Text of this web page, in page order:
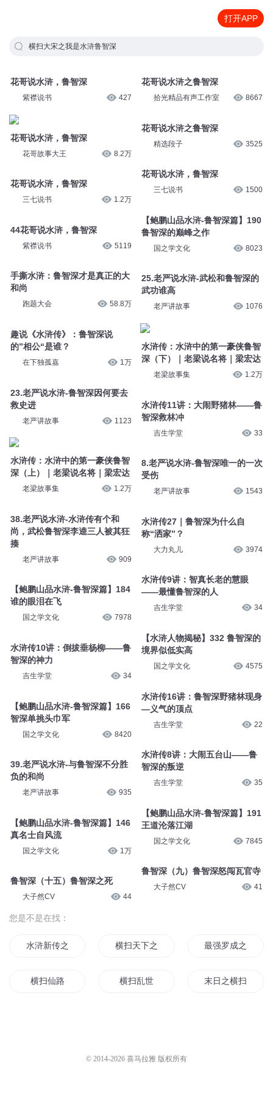
打开APP
横扫大宋之我是水浒鲁智深
花哥说水浒，鲁智深
紫襟说书 427
花哥说水浒，鲁智深
花哥故事大王 8.2万
花哥说水浒，鲁智深
三七说书 1.2万
44花哥说水浒，鲁智深
紫襟说书 5119
手撕水浒：鲁智深才是真正的大
和尚
跑题大会 58.8万
趣说《水浒传》：鲁智深说
的”相公“是谁？
在下独孤嘉 1万
23.老严说水浒-鲁智深因何要去
救史进
老严讲故事 1123
水浒传：水浒中的第一豪侠鲁智
深（上）｜老梁说名将｜梁宏达
老梁故事集 1.2万
38.老严说水浒-水浒传有个和
尚，武松鲁智深李逵三人被其狂
揍
老严讲故事 909
【鲍鹏山品水浒-鲁智深篇】184
谁的眼泪在飞
国之学文化 7978
水浒传10讲：倒拔垂杨柳——鲁
智深的神力
吉生学堂 34
【鲍鹏山品水浒-鲁智深篇】166
智深单挑头巾军
国之学文化 8420
39.老严说水浒-与鲁智深不分胜
负的和尚
老严讲故事 935
【鲍鹏山品水浒-鲁智深篇】146
真名士自风流
国之学文化 1万
鲁智深（十五）鲁智深之死
大子然CV 44
花哥说水浒之鲁智深
拾光精品有声工作室 8667
花哥说水浒之鲁智深
精选段子 3525
花哥说水浒，鲁智深
三七说书 1500
【鲍鹏山品水浒-鲁智深篇】190
鲁智深的巅峰之作
国之学文化 8023
25.老严说水浒-武松和鲁智深的
武功谁高
老严讲故事 1076
水浒传：水浒中的第一豪侠鲁智
深（下）｜老梁说名将｜梁宏达
老梁故事集 1.2万
水浒传11讲：大闹野猪林——鲁
智深救林冲
吉生学堂 33
8.老严说水浒-鲁智深唯一的一次
受伤
老严讲故事 1543
水浒传27｜鲁智深为什么自
称“洒家”？
大力丸儿 3974
水浒传9讲：智真长老的慧眼
——最懂鲁智深的人
吉生学堂 34
【水浒人物揭秘】332 鲁智深的
境界似低实高
国之学文化 4575
水浒传16讲：鲁智深野猪林现身
—义气的顶点
吉生学堂 22
水浒传8讲：大闹五台山——鲁
智深的叛逆
吉生学堂 35
【鲍鹏山品水浒-鲁智深篇】191
王道沦落江湖
国之学文化 7845
鲁智深（九）鲁智深怒闯瓦官寺
大子然CV 41
您是不是在找：
水浒新传之纵横两宋 横扫天下之南宋女状元 最强罗成之横扫
横扫仙路 横扫乱世 末日之横扫十地
© 2014-2026 喜马拉雅 版权所有